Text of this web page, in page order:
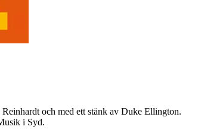
och med ett stänk av Duke Ellington.
i Syd.